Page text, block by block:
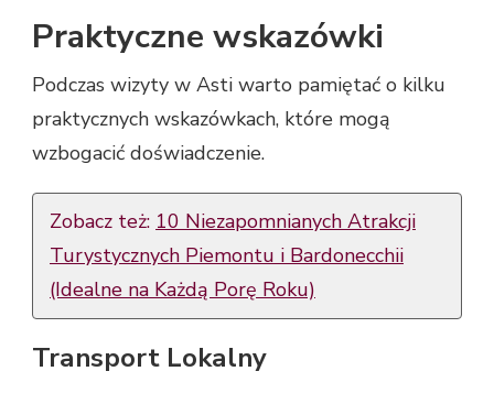
Praktyczne wskazówki
Podczas wizyty w Asti warto pamiętać o kilku
praktycznych wskazówkach, które mogą
wzbogacić doświadczenie.
Zobacz też: 10 Niezapomnianych Atrakcji
Turystycznych Piemontu i Bardonecchii
(Idealne na Każdą Porę Roku)
Transport Lokalny